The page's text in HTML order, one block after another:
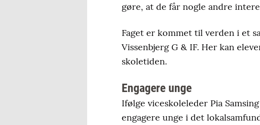
gøre, at de får nogle andre
Faget er kommet til verden i et
Vissenbjerg G & IF. Her kan
skoletiden.
Engagere unge
Ifølge viceskoleleder Pia
engagere unge i det